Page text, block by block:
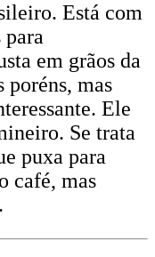
Está com
em grãos da
poréns, mas
Ele
Se trata
puxa para
café, mas